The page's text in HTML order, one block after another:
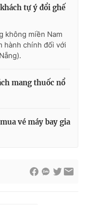
không có sự chấp
khi phát hành lại
tự ý đổi ghế
không miền Nam
hành chính đối với
mang thuốc nổ
vé máy bay gia